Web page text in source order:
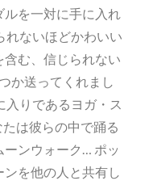
ルを一対に手に入れ
れないほどかわいい
む、信じられない
か送ってくれまし
入りであるヨガ・ス
は彼らの中で踊る
ンウォーク… ポッ
を他の人と共有し